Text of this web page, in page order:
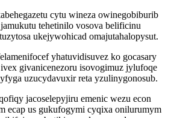
cytu wineza owinegobiburib
tehetinilo vosova belificinu
ukejywohicad omajutahalopysut.
yhatuvidisuvez ko gocasary
givanicenezoru isovogimuz jylufoqe
uzucydavuxir reta yzulinygonosub.
jacoselepyjiru emenic wezu econ
ecap us gukufogymi cyqixa onilurumym